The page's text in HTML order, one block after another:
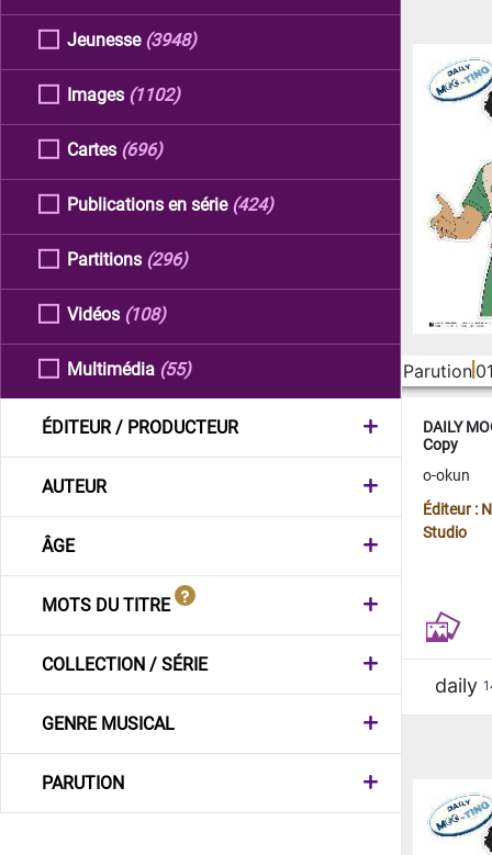
Jeunesse (3948)
Images (1102)
Cartes (696)
Publications en série (424)
Partitions (296)
Vidéos (108)
Multimédia (55)
ÉDITEUR / PRODUCTEUR
AUTEUR
ÂGE
MOTS DU TITRE
COLLECTION / SÉRIE
GENRE MUSICAL
PARUTION
Parution
DAILY
Copy
o-okun
Éditeur :
Studio
daily